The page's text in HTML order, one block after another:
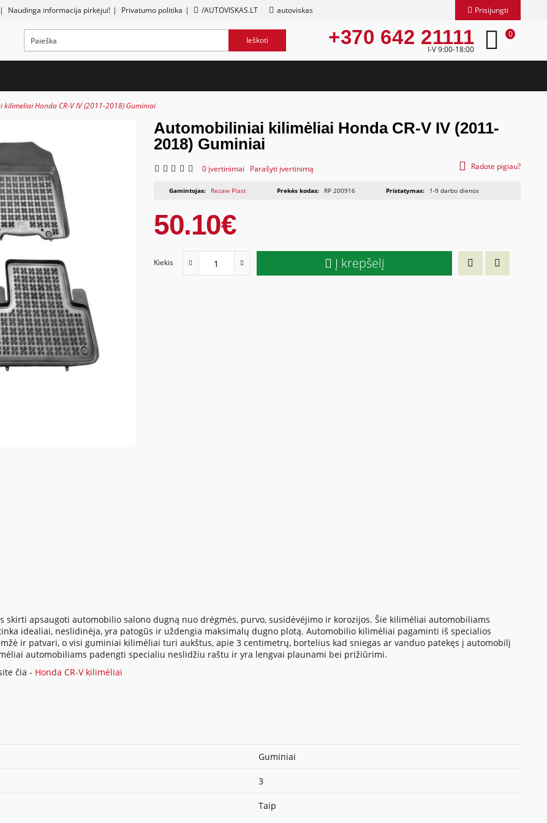
| Naudinga informacija pirkėjui! | Privatumo politika | /AUTOVISKAS.LT autoviskas Prisijungti
Ieškoti +370 642 21111
I-V 9:00-18:00
0
Honda CR-V IV (2011-2018) Guminiai
Automobiliniai kilimėliai Honda CR-V IV (2011-
2018) Guminiai
0 įvertinimai Parašyti įvertinimą Radote pigiau?
Gamintojas: Rezaw Plast Prekės kodas: RP 200916 Pristatymas: 1-9 darbo dienos
50.10€
Kiekis Į krepšelį
apsaugoti automobilio salono dugną nuo drėgmės, purvo, susidėvėjimo ir korozijos. Šie kilimėliai automobiliams
idealiai, neslidinėja, yra patogūs ir uždengia maksimalų dugno plotą. Automobilio kilimėliai pagaminti iš specialios
ir patvari, o visi guminiai kilimėliai turi aukštus, apie 3 centimetrų, bortelius kad sniegas ar vanduo patekęs į automobilį
automobiliams padengti specialiu neslidžiu raštu ir yra lengvai plaunami bei prižiūrimi.
čia - Honda CR-V kilimėliai
Guminiai
3
Taip